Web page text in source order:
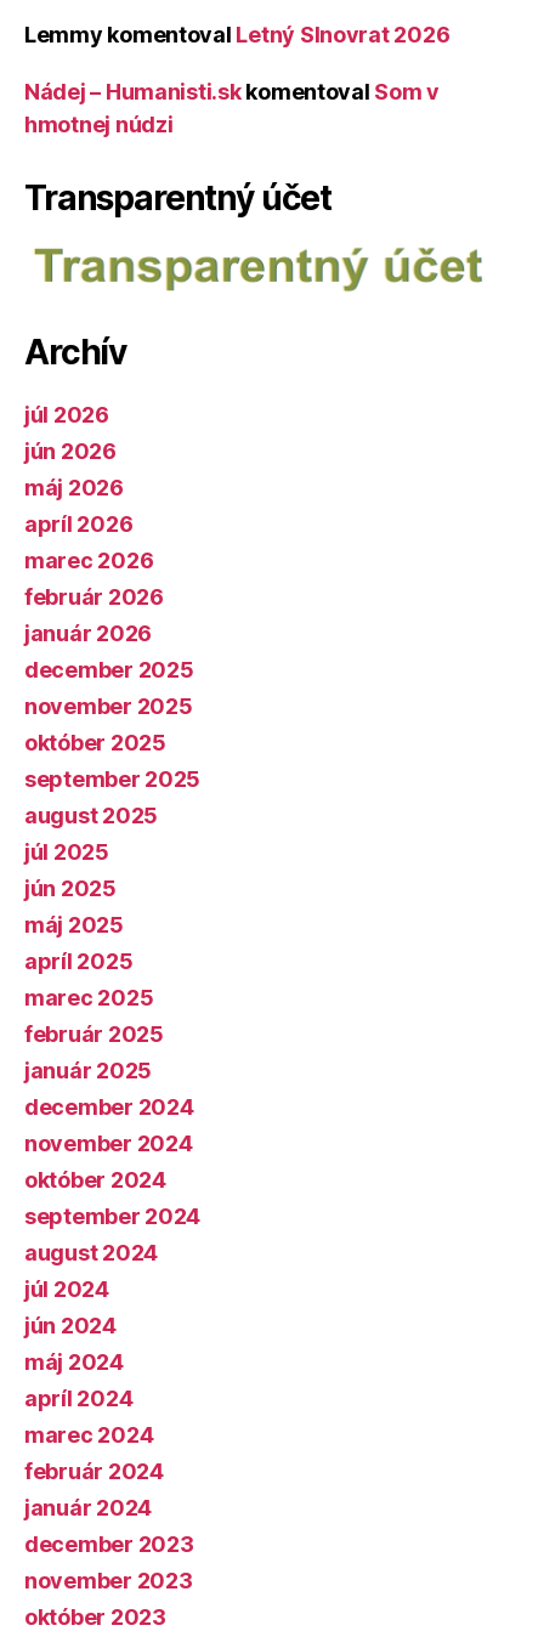
Lemmy komentoval Letný Slnovrat 2026
Nádej – Humanisti.skkomentoval Som v
hmotnej núdzi
Transparentný účet
Archív
júl 2026
jún 2026
máj 2026
apríl 2026
marec 2026
február 2026
január 2026
december 2025
november 2025
október 2025
september 2025
august 2025
júl 2025
jún 2025
máj 2025
apríl 2025
marec 2025
február 2025
január 2025
december 2024
november 2024
október 2024
september 2024
august 2024
júl 2024
jún 2024
máj 2024
apríl 2024
marec 2024
február 2024
január 2024
december 2023
november 2023
október 2023